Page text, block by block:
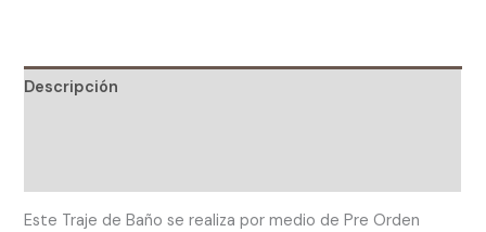
Descripción
Este Traje de Baño se realiza por medio de Pre Orden